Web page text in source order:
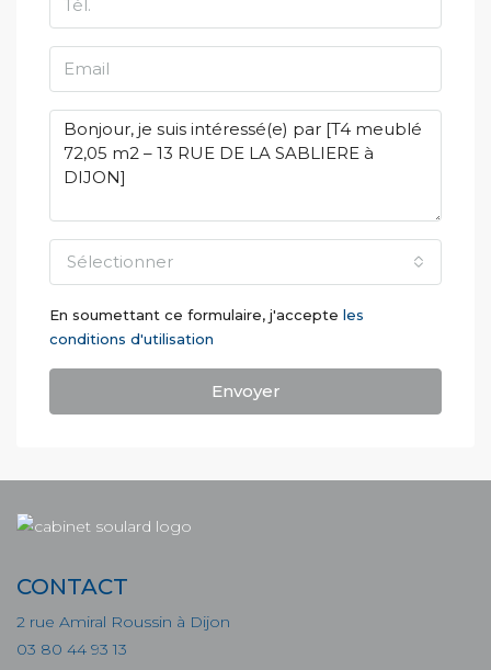
Sélectionner
En soumettant ce formulaire, j'accepte les
conditions d'utilisation
Envoyer
CONTACT
2 rue Amiral Roussin à Dijon
03 80 44 93 13